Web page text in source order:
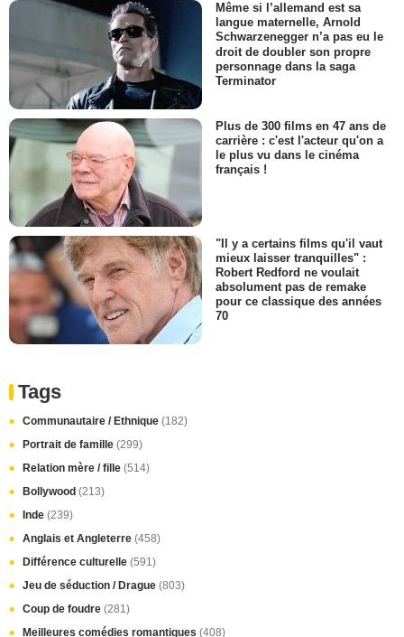
Même si l’allemand est sa
langue maternelle, Arnold
Schwarzenegger n’a pas eu le
droit de doubler son propre
personnage dans la saga
Terminator
Plus de 300 films en 47 ans de
carrière : c'est l'acteur qu'on a
le plus vu dans le cinéma
français !
"Il y a certains films qu'il vaut
mieux laisser tranquilles" :
Robert Redford ne voulait
absolument pas de remake
pour ce classique des années
70
Tags
Communautaire / Ethnique (182)
Portrait de famille (299)
Relation mère / fille (514)
Bollywood (213)
Inde (239)
Anglais et Angleterre (458)
Différence culturelle (591)
Jeu de séduction / Drague (803)
Coup de foudre (281)
Meilleures comédies romantiques (408)